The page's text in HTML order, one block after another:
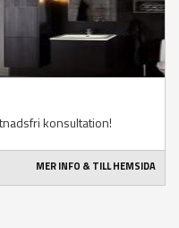
konsultation!
MER INFO & TILL HEMSIDA